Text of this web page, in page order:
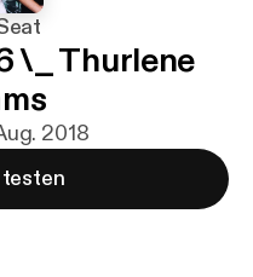
\_ Thurlene
2018